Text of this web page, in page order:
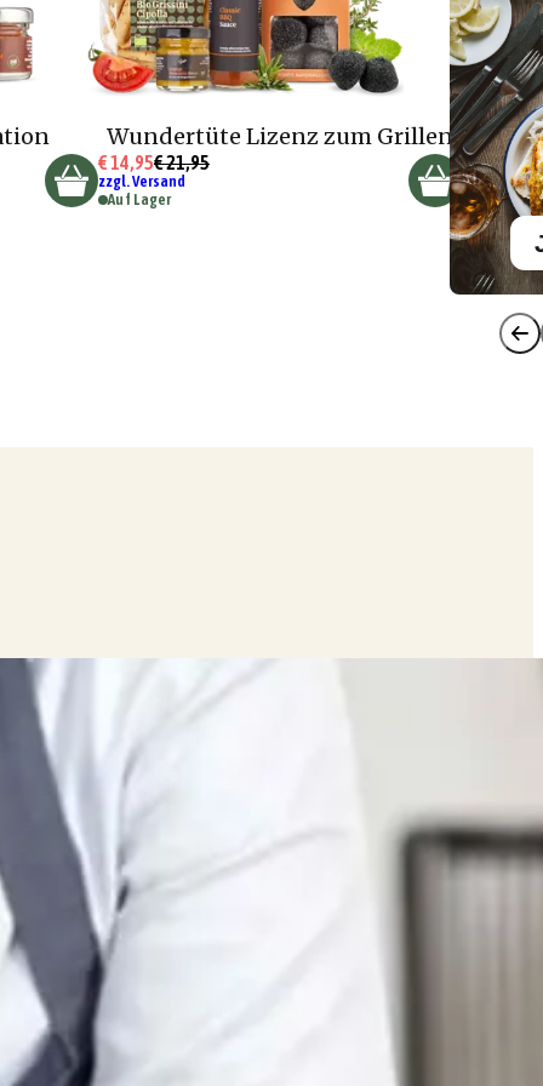
Wundertüte Lizenz zum Grillen
€ 14,95€ 21,95
zzgl. Versand
Auf Lager